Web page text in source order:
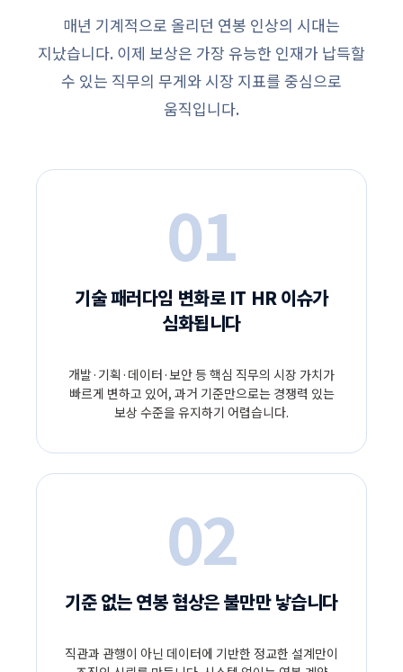
매년 기계적으로 올리던 연봉 인상의 시대는
지났습니다. 이제 보상은 가장 유능한 인재가 납득할
수 있는 직무의 무게와 시장 지표를 중심으로
움직입니다.
01
기술 패러다임 변화로 IT HR 이슈가
심화됩니다
개발·기획·데이터·보안 등 핵심 직무의 시장 가치가
빠르게 변하고 있어, 과거 기준만으로는 경쟁력 있는
보상 수준을 유지하기 어렵습니다.
02
기준 없는 연봉 협상은 불만만 낳습니다
직관과 관행이 아닌 데이터에 기반한 정교한 설계만이